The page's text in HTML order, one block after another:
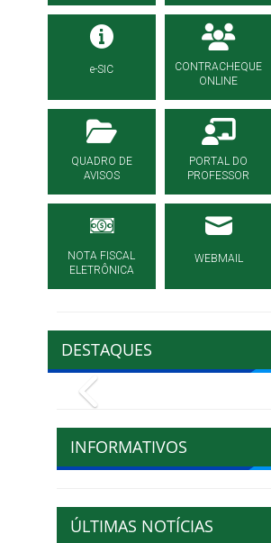
e-SIC
CONTRACHEQUE
ONLINE
QUADRO DE
AVISOS
PORTAL DO
PROFESSOR
NOTA FISCAL
ELETRÔNICA
WEBMAIL
DESTAQUES
INFORMATIVOS
ÚLTIMAS NOTÍCIAS